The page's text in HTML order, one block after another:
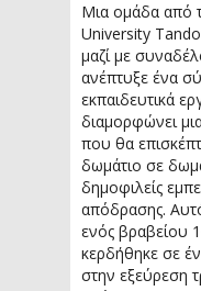
Μια ομάδα από
University
μαζί με
ανέπτυξε ένα
εκπαιδευτικά
διαμορφώνει
που θα
δωμάτιο σε
δημοφιλείς
απόδρασης.
ενός βραβείου
κερδήθηκε σε
στην εξεύρεση